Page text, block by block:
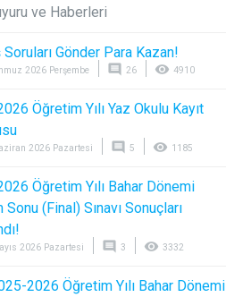
ve Haberleri
Soruları Gönder Para Kazan!
2026 Perşembe comment 26 visibility 4910
Öğretim Yılı Yaz Okulu Kayıt
2026 Pazartesi comment 5 visibility 1185
Öğretim Yılı Bahar Dönemi
Sonu (Final) Sınavı Sonuçları
2026 Pazartesi comment 3 visibility 3332
2026 Öğretim Yılı Bahar Dönemi